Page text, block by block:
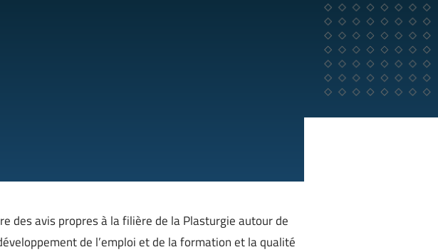
des avis propres à la filière de la Plasturgie autour de
de l’emploi et de la formation et la qualité